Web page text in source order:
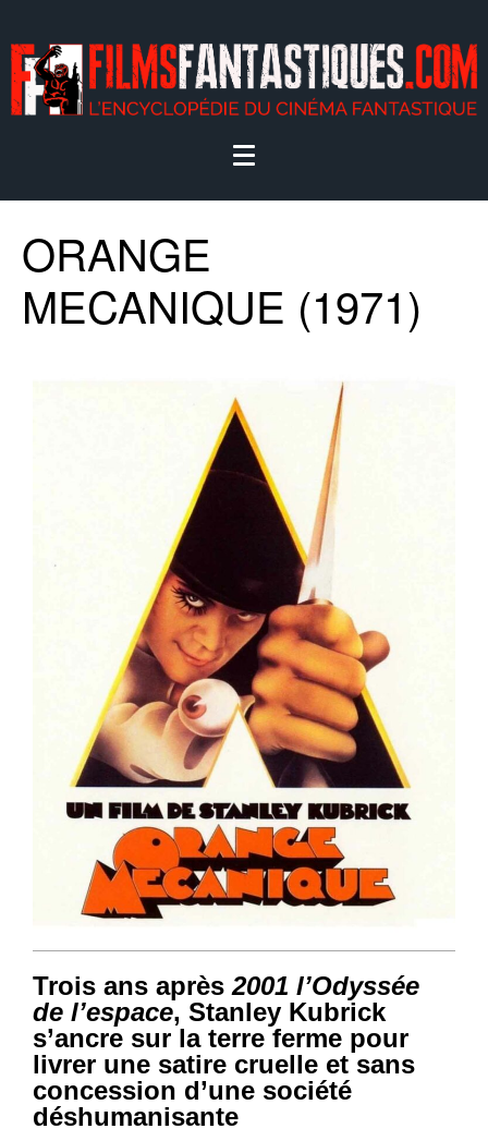
ORANGE
MECANIQUE (1971)
Trois ans après 2001 l’Odyssée
de l’espace, Stanley Kubrick
s’ancre sur la terre ferme pour
livrer une satire cruelle et sans
concession d’une société
déshumanisante